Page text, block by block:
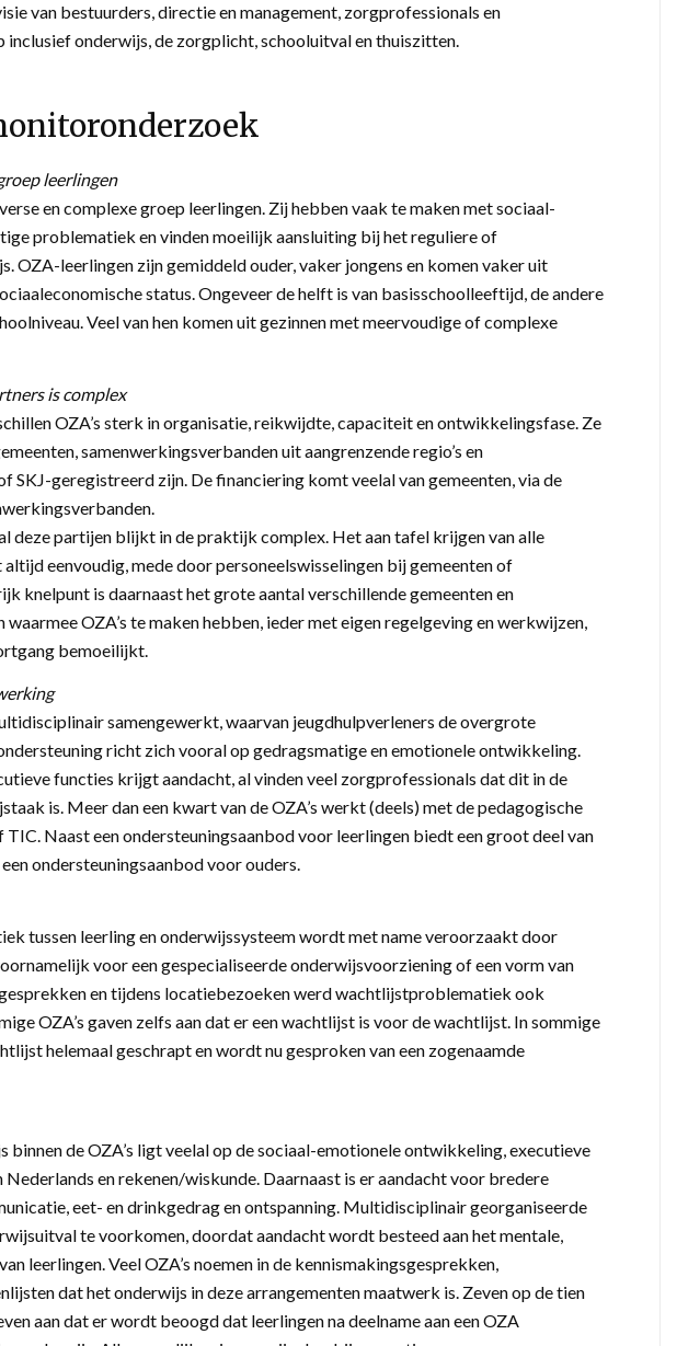
van bestuurders, directie en management, zorgprofessionals en
inclusief onderwijs, de zorgplicht, schooluitval en thuiszitten.
leerlingen
en complexe groep leerlingen. Zij hebben vaak te maken met sociaal-
problematiek en vinden moeilijk aansluiting bij het reguliere of
OZA-leerlingen zijn gemiddeld ouder, vaker jongens en komen vaker uit
status. Ongeveer de helft is van basisschoolleeftijd, de andere
Veel van hen komen uit gezinnen met meervoudige of complexe
is complex
OZA’s sterk in organisatie, reikwijdte, capaciteit en ontwikkelingsfase. Ze
samenwerkingsverbanden uit aangrenzende regio’s en
SKJ-geregistreerd zijn. De financiering komt veelal van gemeenten, via de
deze partijen blijkt in de praktijk complex. Het aan tafel krijgen van alle
eenvoudig, mede door personeelswisselingen bij gemeenten of
knelpunt is daarnaast het grote aantal verschillende gemeenten en
OZA’s te maken hebben, ieder met eigen regelgeving en werkwijzen,
bemoeilijkt.
samengewerkt, waarvan jeugdhulpverleners de overgrote
richt zich vooral op gedragsmatige en emotionele ontwikkeling.
functies krijgt aandacht, al vinden veel zorgprofessionals dat dit in de
is. Meer dan een kwart van de OZA’s werkt (deels) met de pedagogische
TIC. Naast een ondersteuningsaanbod voor leerlingen biedt een groot deel van
ondersteuningsaanbod voor ouders.
tussen leerling en onderwijssysteem wordt met name veroorzaakt door
voor een gespecialiseerde onderwijsvoorziening of een vorm van
en tijdens locatiebezoeken werd wachtlijstproblematiek ook
OZA’s gaven zelfs aan dat er een wachtlijst is voor de wachtlijst. In sommige
helemaal geschrapt en wordt nu gesproken van een zogenaamde
binnen de OZA’s ligt veelal op de sociaal-emotionele ontwikkeling, executieve
en rekenen/wiskunde. Daarnaast is er aandacht voor bredere
eet- en drinkgedrag en ontspanning. Multidisciplinair georganiseerde
te voorkomen, doordat aandacht wordt besteed aan het mentale,
leerlingen. Veel OZA’s noemen in de kennismakingsgesprekken,
dat het onderwijs in deze arrangementen maatwerk is. Zeven op de tien
aan dat er wordt beoogd dat leerlingen na deelname aan een OZA